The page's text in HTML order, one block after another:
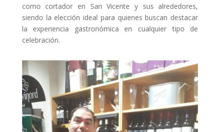
como cortador en San Vicente y sus alrededores,
siendo la elección ideal para quienes buscan destacar
la experiencia gastronómica en cualquier tipo de
celebración.